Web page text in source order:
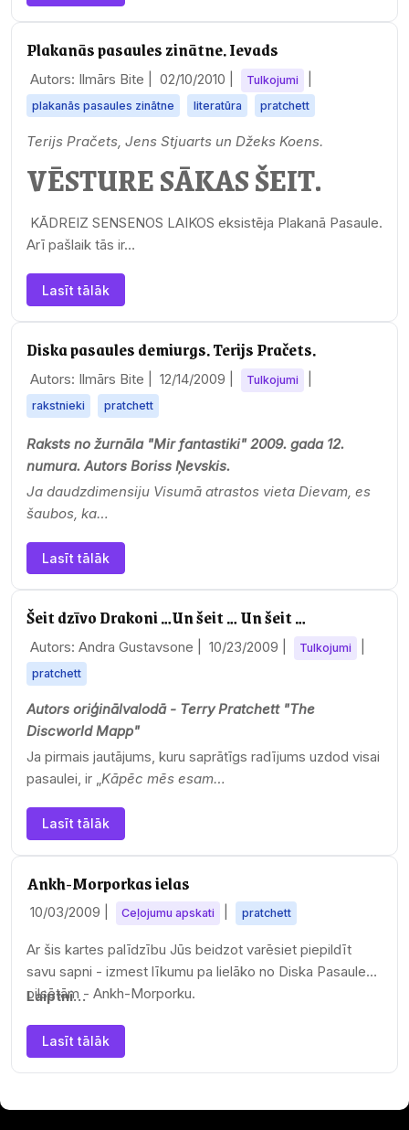
Plakanās pasaules zinātne. Ievads
Autors: Ilmārs Bite | 02/10/2010 Tulkojumi
plakanās pasaules zinātne literatūra pratchett
Terijs Pračets, Jens Stjuarts un Džeks Koens.
VĒSTURE SĀKAS ŠEIT.
KĀDREIZ SENSENOS LAIKOS eksistēja Plakanā Pasaule.
Arī pašlaik tās ir…
Lasīt tālāk
Diska pasaules demiurgs. Terijs Pračets.
Autors: Ilmārs Bite | 12/14/2009 Tulkojumi
rakstnieki pratchett
Raksts no žurnāla "Mir fantastiki" 2009. gada 12.
numura. Autors Boriss Ņevskis.
Ja daudzdimensiju Visumā atrastos vieta Dievam, es
šaubos, ka…
Lasīt tālāk
Šeit dzīvo Drakoni …Un šeit … Un šeit …
Autors: Andra Gustavsone | 10/23/2009 Tulkojumi
pratchett
Autors oriģinālvalodā - Terry Pratchett "The
Discworld Mapp"
Ja pirmais jautājums, kuru saprātīgs radījums uzdod visai
pasaulei, ir „ Kāpēc mēs esam…
Lasīt tālāk
Ankh-Morporkas ielas
10/03/2009 Ceļojumu apskati pratchett
Ar šis kartes palīdzību Jūs beidzot varēsiet piepildīt
savu sapni - izmest līkumu pa lielāko no Diska Pasaules
pilsētām - Ankh-Morporku.
Laiptni…
Lasīt tālāk